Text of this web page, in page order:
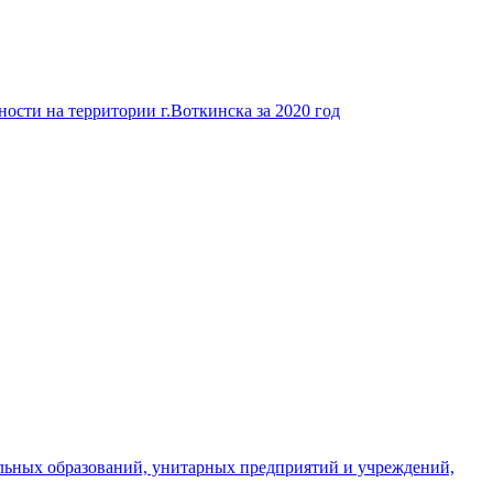
на территории г.Воткинска за 2020 год
образований, унитарных предприятий и учреждений,